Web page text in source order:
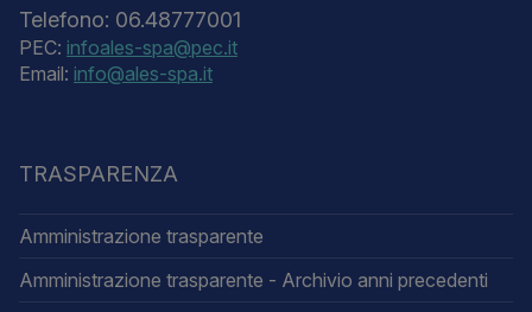
Telefono: 06.48777001
PEC: infoales-spa@pec.it
Email: info@ales-spa.it
TRASPARENZA
Amministrazione trasparente
Amministrazione trasparente - Archivio anni precedenti